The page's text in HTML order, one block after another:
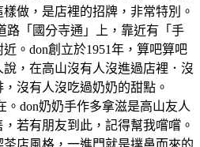
做，是店裡的招牌，非常特別。
路「國分寺通」上，靠近有「手
。don創立於1951年，算吧算吧
，在高山沒有人沒進過店裡．沒
沒有人沒吃過奶奶的甜點。
don奶奶手作多拿滋是高山友人
若有朋友到此，記得幫我嚐嚐。
店風格，一進門就是撲鼻而來的